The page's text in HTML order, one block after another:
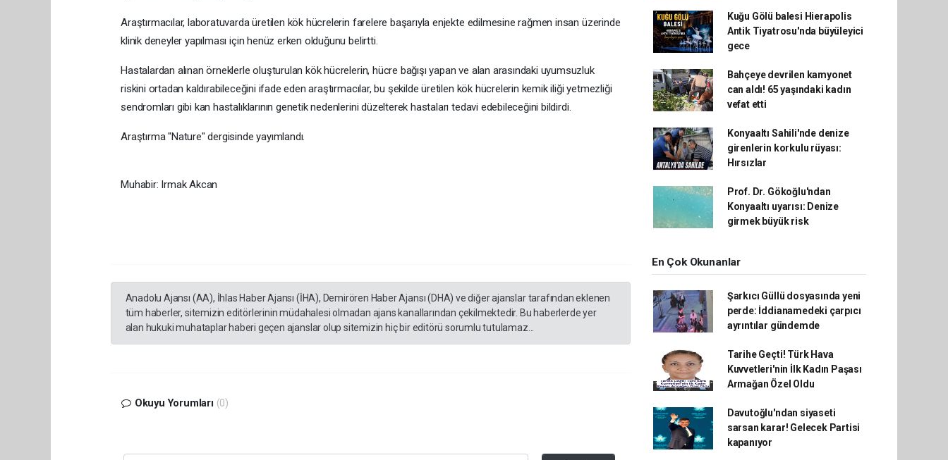
Araştırmacılar, laboratuvarda üretilen kök hücrelerin farelere başarıyla enjekte edilmesine rağmen insan üzerinde
klinik deneyler yapılması için henüz erken olduğunu belirtti.
Hastalardan alınan örneklerle oluşturulan kök hücrelerin, hücre bağışı yapan ve alan arasındaki uyumsuzluk
riskini ortadan kaldırabileceğini ifade eden araştırmacılar, bu şekilde üretilen kök hücrelerin kemik iliği yetmezliği
sendromları gibi kan hastalıklarının genetik nedenlerini düzelterek hastaları tedavi edebileceğini bildirdi.
Araştırma "Nature" dergisinde yayımlandı.
Muhabir: Irmak Akcan
Anadolu Ajansı (AA), İhlas Haber Ajansı (İHA), Demirören Haber Ajansı (DHA) ve diğer ajanslar tarafından eklenen
tüm haberler, sitemizin editörlerinin müdahalesi olmadan ajans kanallarından çekilmektedir. Bu haberlerde yer
alan hukuki muhataplar haberi geçen ajanslar olup sitemizin hiç bir editörü sorumlu tutulamaz...
Okuyu Yorumları (0)
Kuğu Gölü balesi Hierapolis
Antik Tiyatrosu'nda büyüleyici
gece
Bahçeye devrilen kamyonet
can aldı! 65 yaşındaki kadın
vefat etti
Konyaaltı Sahili'nde denize
girenlerin korkulu rüyası:
Hırsızlar
Prof. Dr. Gökoğlu'ndan
Konyaaltı uyarısı: Denize
girmek büyük risk
En Çok Okunanlar
Şarkıcı Güllü dosyasında yeni
perde: İddianamedeki çarpıcı
ayrıntılar gündemde
Tarihe Geçti! Türk Hava
Kuvvetleri'nin İlk Kadın Paşası
Armağan Özel Oldu
Davutoğlu'ndan siyaseti
sarsan karar! Gelecek Partisi
kapanıyor